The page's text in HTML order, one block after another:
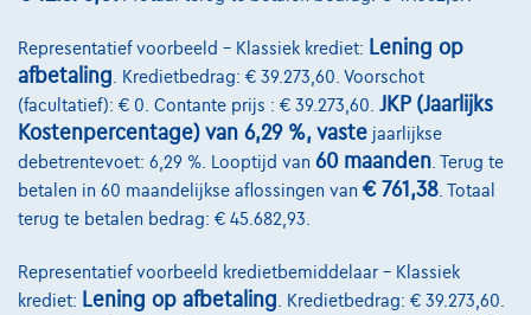
Representatief voorbeeld – Klassiek krediet: Lening op
afbetaling . Kredietbedrag: € 39.273,60. Voorschot
(facultatief): € 0. Contante prijs : € 39.273,60. JKP (Jaarlijks
Kostenpercentage) van 6,29 %, vaste jaarlijkse
debetrentevoet: 6,29 %. Looptijd van 60 maanden . Terug te
betalen in 60 maandelijkse aflossingen van € 761,38 . Totaal
terug te betalen bedrag: € 45.682,93.
Representatief voorbeeld kredietbemiddelaar – Klassiek
krediet: Lening op afbetaling . Kredietbedrag: € 39.273,60.